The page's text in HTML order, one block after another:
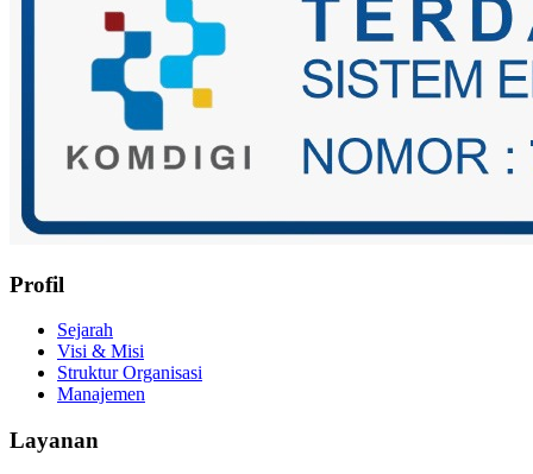
Profil
Sejarah
Visi & Misi
Struktur Organisasi
Manajemen
Layanan